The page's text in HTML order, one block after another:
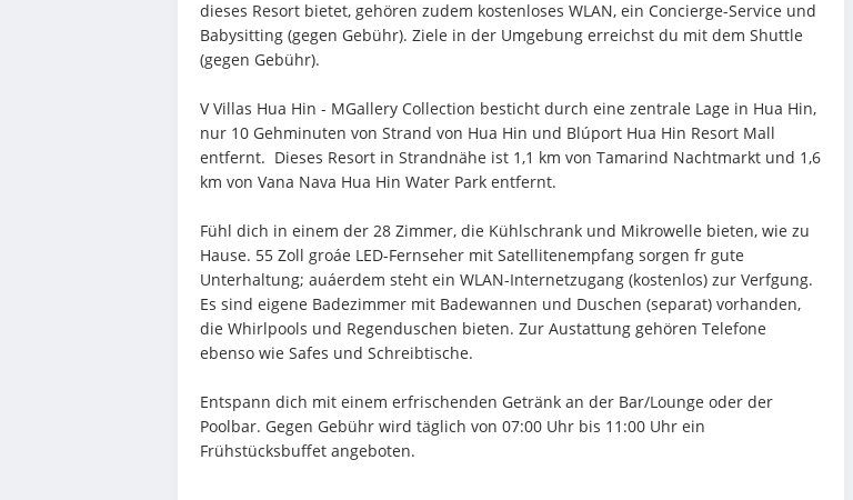
dieses Resort bietet, gehören zudem kostenloses WLAN, ein Concierge-Service und
Babysitting (gegen Gebühr). Ziele in der Umgebung erreichst du mit dem Shuttle
(gegen Gebühr).
V Villas Hua Hin - MGallery Collection besticht durch eine zentrale Lage in Hua Hin,
nur 10 Gehminuten von Strand von Hua Hin und Blúport Hua Hin Resort Mall
entfernt.  Dieses Resort in Strandnähe ist 1,1 km von Tamarind Nachtmarkt und 1,6
km von Vana Nava Hua Hin Water Park entfernt.
Fühl dich in einem der 28 Zimmer, die Kühlschrank und Mikrowelle bieten, wie zu
Hause. 55 Zoll groáe LED-Fernseher mit Satellitenempfang sorgen fr gute
Unterhaltung; auáerdem steht ein WLAN-Internetzugang (kostenlos) zur Verfgung.
Es sind eigene Badezimmer mit Badewannen und Duschen (separat) vorhanden,
die Whirlpools und Regenduschen bieten. Zur Austattung gehören Telefone
ebenso wie Safes und Schreibtische.
Entspann dich mit einem erfrischenden Getränk an der Bar/Lounge oder der
Poolbar. Gegen Gebühr wird täglich von 07:00 Uhr bis 11:00 Uhr ein
Frühstücksbuffet angeboten.